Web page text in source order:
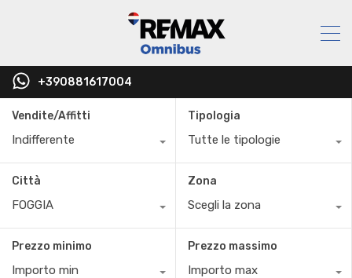
+390881617004
Vendite/Affitti
Indifferente
Tipologia
Tutte le tipologie
Città
FOGGIA
Zona
Scegli la zona
Prezzo minimo
Importo min
Prezzo massimo
Importo max